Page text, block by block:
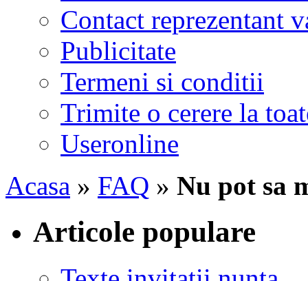
Contact reprezentant
Publicitate
Termeni si conditii
Trimite o cerere la
Useronline
Acasa » FAQ » Nu pot sa
Articole populare